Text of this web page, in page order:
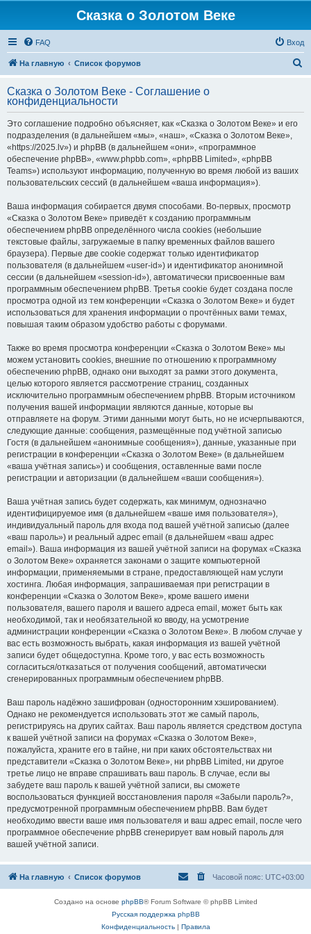
Сказка о Золотом Веке
FAQ Вход
На главную Список форумов
с
Сказка о Золотом Веке - Соглашение о
конфиденциальности
Это соглашение подробно объясняет, как «Сказка о Золотом Веке» и его
подразделения (в дальнейшем «мы», «наш», «Сказка о Золотом Веке»,
«https://2025.lv») и phpBB (в дальнейшем «они», «программное
обеспечение phpBB», «www.phpbb.com», «phpBB Limited», «phpBB
Teams») используют информацию, полученную во время любой из ваших
пользовательских сессий (в дальнейшем «ваша информация»).
Ваша информация собирается двумя способами. Во-первых, просмотр
«Сказка о Золотом Веке» приведёт к созданию программным
обеспечением phpBB определённого числа cookies (небольшие
текстовые файлы, загружаемые в папку временных файлов вашего
браузера). Первые две cookie содержат только идентификатор
пользователя (в дальнейшем «user-id») и идентификатор анонимной
сессии (в дальнейшем «session-id»), автоматически присвоенные вам
программным обеспечением phpBB. Третья cookie будет создана после
просмотра одной из тем конференции «Сказка о Золотом Веке» и будет
использоваться для хранения информации о прочтённых вами темах,
повышая таким образом удобство работы с форумами.
Также во время просмотра конференции «Сказка о Золотом Веке» мы
можем установить cookies, внешние по отношению к программному
обеспечению phpBB, однако они выходят за рамки этого документа,
целью которого является рассмотрение страниц, созданных
исключительно программным обеспечением phpBB. Вторым источником
получения вашей информации являются данные, которые вы
отправляете на форум. Этими данными могут быть, но не исчерпываются,
следующие данные: сообщения, размещённые под учётной записью
Гостя (в дальнейшем «анонимные сообщения»), данные, указанные при
регистрации в конференции «Сказка о Золотом Веке» (в дальнейшем
«ваша учётная запись») и сообщения, оставленные вами после
регистрации и авторизации (в дальнейшем «ваши сообщения»).
Ваша учётная запись будет содержать, как минимум, однозначно
идентифицируемое имя (в дальнейшем «ваше имя пользователя»),
индивидуальный пароль для входа под вашей учётной записью (далее
«ваш пароль») и реальный адрес email (в дальнейшем «ваш адрес
email»). Ваша информация из вашей учётной записи на форумах «Сказка
о Золотом Веке» охраняется законами о защите компьютерной
информации, применяемыми в стране, предоставляющей нам услуги
хостинга. Любая информация, запрашиваемая при регистрации в
конференции «Сказка о Золотом Веке», кроме вашего имени
пользователя, вашего пароля и вашего адреса email, может быть как
необходимой, так и необязательной ко вводу, на усмотрение
администрации конференции «Сказка о Золотом Веке». В любом случае у
вас есть возможность выбрать, какая информация из вашей учётной
записи будет общедоступна. Кроме того, у вас есть возможность
согласиться/отказаться от получения сообщений, автоматически
сгенерированных программным обеспечением phpBB.
Ваш пароль надёжно зашифрован (односторонним хэшированием).
Однако не рекомендуется использовать этот же самый пароль,
регистрируясь на других сайтах. Ваш пароль является средством доступа
к вашей учётной записи на форумах «Сказка о Золотом Веке»,
пожалуйста, храните его в тайне, ни при каких обстоятельствах ни
представители «Сказка о Золотом Веке», ни phpBB Limited, ни другое
третье лицо не вправе спрашивать ваш пароль. В случае, если вы
забудете ваш пароль к вашей учётной записи, вы сможете
воспользоваться функцией восстановления пароля «Забыли пароль?»,
предусмотренной программным обеспечением phpBB. Вам будет
необходимо ввести ваше имя пользователя и ваш адрес email, после чего
программное обеспечение phpBB сгенерирует вам новый пароль для
вашей учётной записи.
На главную Список форумов Часовой пояс: UTC+03:00
Создано на основе phpBB® Forum Software © phpBB Limited
Русская поддержка phpBB
Конфиденциальность| Правила